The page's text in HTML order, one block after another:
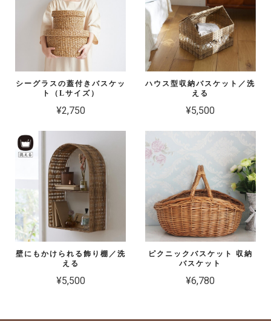
シーグラスの蓋付きバスケッ
ト（Lサイズ）
¥2,750
ハウス型収納バスケット／洗
える
¥5,500
壁にもかけられる飾り棚／洗
える
¥5,500
ピクニックバスケット 収納
バスケット
¥6,780